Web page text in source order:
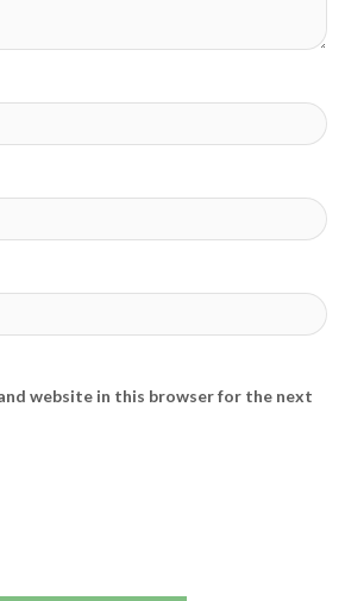
and website in this browser for the next